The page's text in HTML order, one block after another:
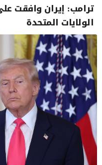
‏ترامب: إيران وافقت
الولايات المتحدة